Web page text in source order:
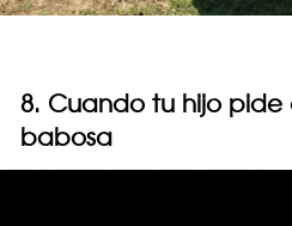
8. Cuando tu hijo pide
babosa